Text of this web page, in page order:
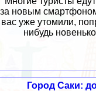
за новым
вас уже утомили,
нибудь
Город Саки: